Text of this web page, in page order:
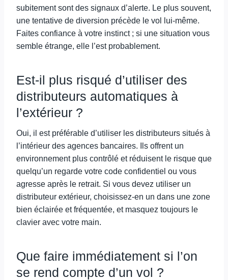
subitement sont des signaux d’alerte. Le plus souvent,
une tentative de diversion précède le vol lui-même.
Faites confiance à votre instinct ; si une situation vous
semble étrange, elle l’est probablement.
Est-il plus risqué d’utiliser des
distributeurs automatiques à
l’extérieur ?
Oui, il est préférable d’utiliser les distributeurs situés à
l’intérieur des agences bancaires. Ils offrent un
environnement plus contrôlé et réduisent le risque que
quelqu’un regarde votre code confidentiel ou vous
agresse après le retrait. Si vous devez utiliser un
distributeur extérieur, choisissez-en un dans une zone
bien éclairée et fréquentée, et masquez toujours le
clavier avec votre main.
Que faire immédiatement si l’on
se rend compte d’un vol ?